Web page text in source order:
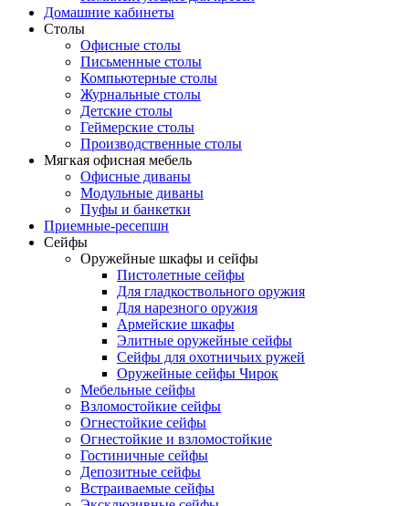
Домашние кабинеты
Столы
Офисные столы
Письменные столы
Компьютерные столы
Журнальные столы
Детские столы
Геймерские столы
Производственные столы
Мягкая офисная мебель
Офисные диваны
Модульные диваны
Пуфы и банкетки
Приемные-ресепшн
Сейфы
Оружейные шкафы и сейфы
Пистолетные сейфы
Для гладкоствольного оружия
Для нарезного оружия
Армейские шкафы
Элитные оружейные сейфы
Сейфы для охотничьих ружей
Оружейные сейфы Чирок
Мебельные сейфы
Взломостойкие сейфы
Огнестойкие сейфы
Огнестойкие и взломостойкие
Гостиничные сейфы
Депозитные сейфы
Встраиваемые сейфы